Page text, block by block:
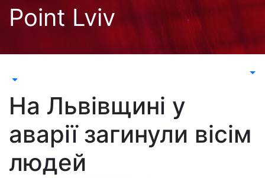
Перейти
Point Lviv
На Львівщині у
аварії загинули вісім
людей